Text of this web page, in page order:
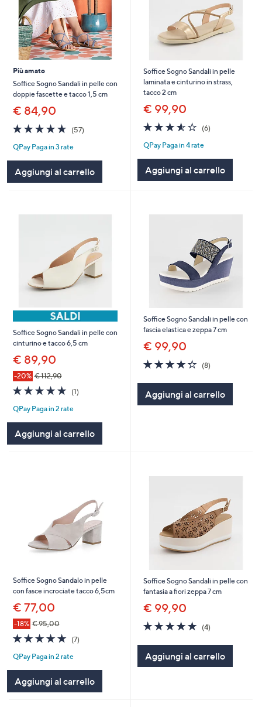
Più amato
Soffice Sogno Sandali in pelle con
doppie fascette e tacco 1,5 cm
€ 84,90
4.6
of
5
(57)57
QPay Paga in 3 rate
Aggiungi al carrello
Soffice Sogno Sandali in pelle
laminata e cinturino in strass,
tacco 2 cm
€ 99,90
3.5
of
5
(6)6
QPay Paga in 4 rate
Aggiungi al carrello
Soffice Sogno Sandali in pelle con
cinturino e tacco 6,5 cm
€ 89,90
-20% € 112,90
5.0
of
5
(1)
QPay Paga in 2 rate
Aggiungi al carrello
Soffice Sogno Sandali in pelle con
fascia elastica e zeppa 7 cm
€ 99,90
4.2
of
5
Stars
(8)8
Aggiungi al carrello
Soffice Sogno Sandalo in pelle
con fasce incrociate tacco 6,5cm
€ 77,00
-18% € 95,00
4.9
of
5
(7)
QPay Paga in 2 rate
Aggiungi al carrello
Soffice Sogno Sandali in pelle con
fantasia a fiori zeppa 7 cm
€ 99,90
5.0
of
5
Stars
(4)
Aggiungi al carrello